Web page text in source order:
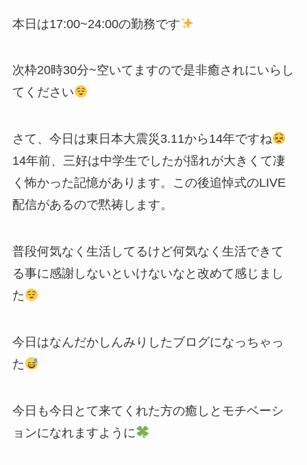
本日は17:00~24:00の勤務です
次枠20時30分~空いてますので是非癒されにいらし
てください
さて、今日は東日本大震災3.11から14年ですね
14年前、三好は中学生でしたが揺れが大きくて凄
く怖かった記憶があります。この後追悼式のLIVE
配信があるので黙祷します。
普段何気なく生活してるけど何気なく生活できて
る事に感謝しないといけないなと改めて感じまし
た
今日はなんだかしんみりしたブログになっちゃっ
た
今日も今日とて来てくれた方の癒しとモチベーシ
ョンになれますように